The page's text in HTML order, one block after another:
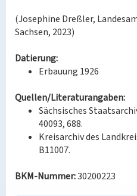
(Josephine Dreßler,
Sachsen, 2023)
Datierung:
Erbauung 1926
Quellen/Literaturangaben:
Sächsisches
40093, 688.
Kreisarchiv des
B11007.
BKM-Nummer:30200223